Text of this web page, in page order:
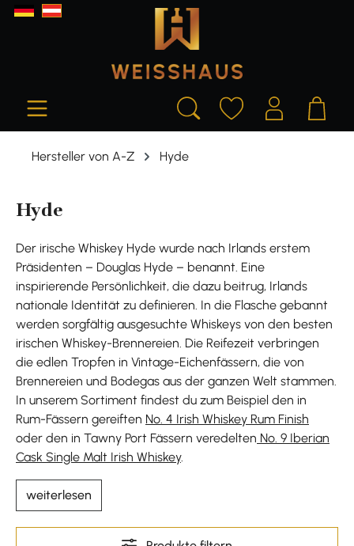
springen
Hersteller von A-Z Hyde
Hyde
Der irische Whiskey Hyde wurde nach Irlands erstem
Präsidenten – Douglas Hyde – benannt. Eine
inspirierende Persönlichkeit, die dazu beitrug, Irlands
nationale Identität zu definieren. In die Flasche gebannt
werden sorgfältig ausgesuchte Whiskeys von den besten
irischen Whiskey-Brennereien. Die Reifezeit verbringen
die edlen Tropfen in Vintage-Eichenfässern, die von
Brennereien und Bodegas aus der ganzen Welt stammen.
In unserem Sortiment findest du zum Beispiel den in
Rum-Fässern gereiften No. 4 Irish Whiskey Rum Finish
oder den in Tawny Port Fässern veredelten No. 9 Iberian
Cask Single Malt Irish Whiskey.
weiterlesen